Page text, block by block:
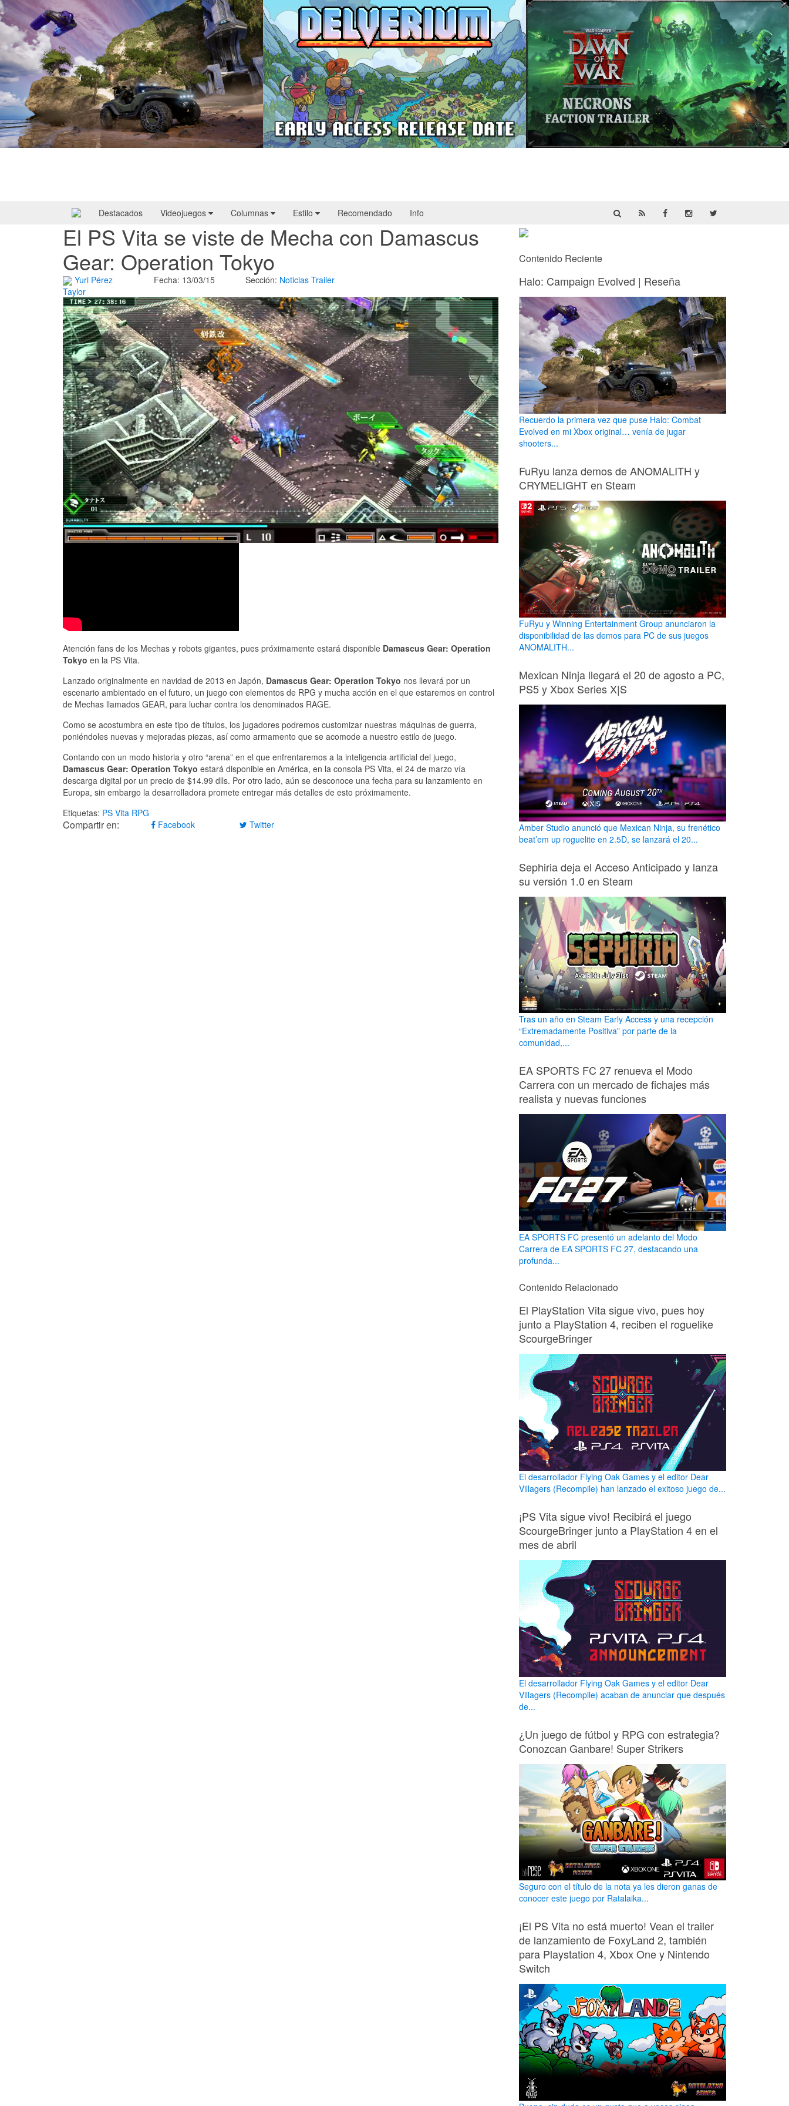
Destacados Videojuegos Columnas Estilo Recomendado Info
El PS Vita se viste de Mecha con Damascus
Gear: Operation Tokyo
Yuri Pérez
Taylor
Fecha: 13/03/15 Sección: Noticias Trailer
Atención fans de los Mechas y robots gigantes, pues próximamente estará disponible Damascus Gear: Operation
Tokyo en la PS Vita.
Lanzado originalmente en navidad de 2013 en Japón, Damascus Gear: Operation Tokyo nos llevará por un
escenario ambientado en el futuro, un juego con elementos de RPG y mucha acción en el que estaremos en control
de Mechas llamados GEAR, para luchar contra los denominados RAGE.
Como se acostumbra en este tipo de títulos, los jugadores podremos customizar nuestras máquinas de guerra,
poniéndoles nuevas y mejoradas piezas, así como armamento que se acomode a nuestro estilo de juego.
Contando con un modo historia y otro “arena” en el que enfrentaremos a la inteligencia artificial del juego,
Damascus Gear: Operation Tokyo estará disponible en América, en la consola PS Vita, el 24 de marzo vía
descarga digital por un precio de $14.99 dlls. Por otro lado, aún se desconoce una fecha para su lanzamiento en
Europa, sin embargo la desarrolladora promete entregar más detalles de esto próximamente.
Etiquetas: PS Vita RPG
Compartir en: Facebook Twitter
Contenido Reciente
Halo: Campaign Evolved | Reseña
Recuerdo la primera vez que puse Halo: Combat
Evolved en mi Xbox original… venía de jugar
shooters...
FuRyu lanza demos de ANOMALITH y
CRYMELIGHT en Steam
FuRyu y Winning Entertainment Group anunciaron la
disponibilidad de las demos para PC de sus juegos
ANOMALITH...
Mexican Ninja llegará el 20 de agosto a PC,
PS5 y Xbox Series X|S
Amber Studio anunció que Mexican Ninja, su frenético
beat’em up roguelite en 2.5D, se lanzará el 20...
Sephiria deja el Acceso Anticipado y lanza
su versión 1.0 en Steam
Tras un año en Steam Early Access y una recepción
“Extremadamente Positiva” por parte de la
comunidad,...
EA SPORTS FC 27 renueva el Modo
Carrera con un mercado de fichajes más
realista y nuevas funciones
EA SPORTS FC presentó un adelanto del Modo
Carrera de EA SPORTS FC 27, destacando una
profunda...
Contenido Relacionado
El PlayStation Vita sigue vivo, pues hoy
junto a PlayStation 4, reciben el roguelike
ScourgeBringer
El desarrollador Flying Oak Games y el editor Dear
Villagers (Recompile) han lanzado el exitoso juego de...
¡PS Vita sigue vivo! Recibirá el juego
ScourgeBringer junto a PlayStation 4 en el
mes de abril
El desarrollador Flying Oak Games y el editor Dear
Villagers (Recompile) acaban de anunciar que después
de...
¿Un juego de fútbol y RPG con estrategia?
Conozcan Ganbare! Super Strikers
Seguro con el título de la nota ya les dieron ganas de
conocer este juego por Ratalaika...
¡El PS Vita no está muerto! Vean el trailer
de lanzamiento de FoxyLand 2, también
para Playstation 4, Xbox One y Nintendo
Switch